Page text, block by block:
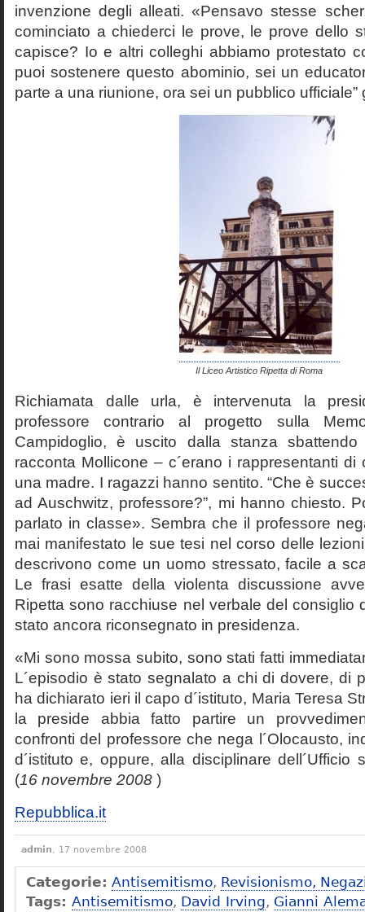
invenzione degli alleati. «Pensavo stesse
cominciato a chiederci le prove, le prove dello
capisce? Io e altri colleghi abbiamo protestato
puoi sostenere questo abominio, sei un
parte a una riunione, ora sei un pubblico ufficiale”
Il Liceo Artistico Ripetta di Roma
Richiamata dalle urla, è intervenuta la
professore contrario al progetto sulla
Campidoglio, è uscito dalla stanza
racconta Mollicone – c´erano i rappresentanti
una madre. I ragazzi hanno sentito. “Che è
ad Auschwitz, professore?”, mi hanno chiesto.
parlato in classe». Sembra che il professore
mai manifestato le sue tesi nel corso delle
descrivono come un uomo stressato, facile a
Le frasi esatte della violenta discussione
Ripetta sono racchiuse nel verbale del consiglio
stato ancora riconsegnato in presidenza.
«Mi sono mossa subito, sono stati fatti
L´episodio è stato segnalato a chi di dovere, di
ha dichiarato ieri il capo d´istituto, Maria Teresa
la preside abbia fatto partire un
confronti del professore che nega l´Olocausto,
d´istituto e, oppure, alla disciplinare dell´Ufficio
(16 novembre 2008 )
Repubblica.it
admin, 17 novembre 2008
Categorie: Antisemitismo, Revisionismo,
Tags: Antisemitismo, David Irving, Gianni